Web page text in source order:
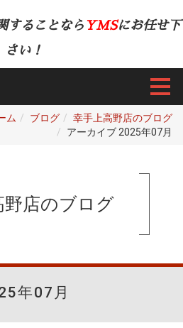
することなら YMSにお任せ下
さい！
ム ブログ
幸手上高野店のブログ
アーカイブ 2025年07月
野店のブログ
年07月